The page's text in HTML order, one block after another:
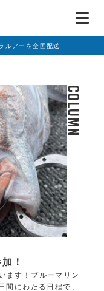
ルアーを全国配送
COLUMN
！
ます！ブルーマリン
間にわたる日程で、